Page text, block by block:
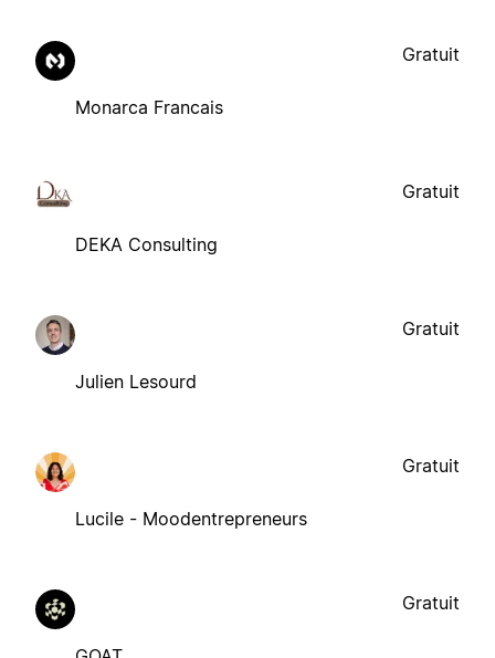
Monarca Francais
Gratuit
DEKA Consulting
Gratuit
Julien Lesourd
Gratuit
Lucile - Moodentrepreneurs
Gratuit
Gratuit